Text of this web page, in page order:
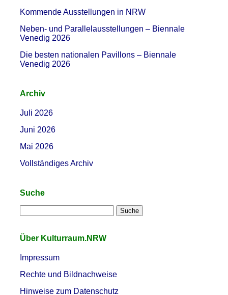
Kommende Ausstellungen in NRW
Neben- und Parallelausstellungen – Biennale
Venedig 2026
Die besten nationalen Pavillons – Biennale
Venedig 2026
Archiv
Juli 2026
Juni 2026
Mai 2026
Vollständiges Archiv
Suche
Über Kulturraum.NRW
Impressum
Rechte und Bildnachweise
Hinweise zum Datenschutz